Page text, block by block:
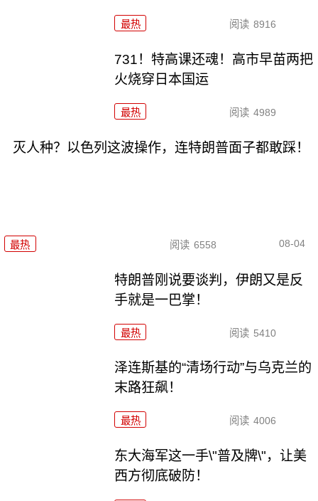
最热 阅读 8916
731！特高课还魂！高市早苗两把
火烧穿日本国运
最热 阅读 4989
灭人种？以色列这波操作，连特朗普面子都敢踩！
最热 阅读 6558 08-04
特朗普刚说要谈判，伊朗又是反
手就是一巴掌！
最热 阅读 5410
泽连斯基的“清场行动”与乌克兰的
末路狂飙！
最热 阅读 4006
东大海军这一手\"普及牌\"，让美
西方彻底破防！